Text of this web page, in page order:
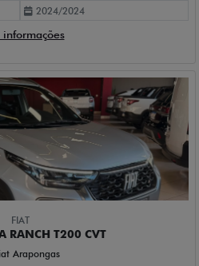
2024/2024
informações
FIAT
RANCH T200 CVT
Arapongas